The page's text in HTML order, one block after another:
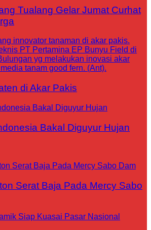
Tualang Gelar Jumat Curhat
di Akar Pakis
Bakal Diguyur Hujan
Serat Baja Pada Mercy Sabo